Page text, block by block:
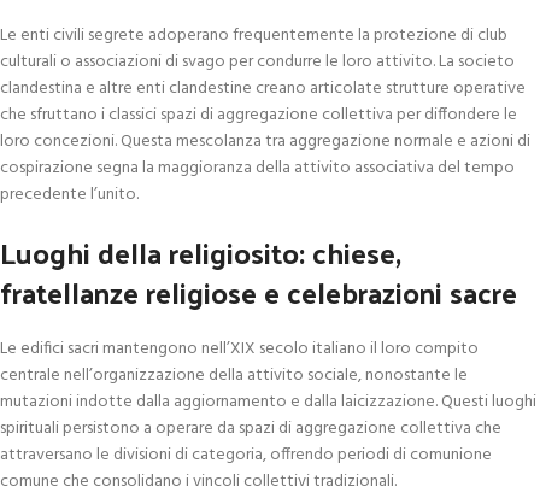
Le enti civili segrete adoperano frequentemente la protezione di club
culturali o associazioni di svago per condurre le loro attivito. La societo
clandestina e altre enti clandestine creano articolate strutture operative
che sfruttano i classici spazi di aggregazione collettiva per diffondere le
loro concezioni. Questa mescolanza tra aggregazione normale e azioni di
cospirazione segna la maggioranza della attivito associativa del tempo
precedente l’unito.
Luoghi della religiosito: chiese,
fratellanze religiose e celebrazioni sacre
Le edifici sacri mantengono nell’XIX secolo italiano il loro compito
centrale nell’organizzazione della attivito sociale, nonostante le
mutazioni indotte dalla aggiornamento e dalla laicizzazione. Questi luoghi
spirituali persistono a operare da spazi di aggregazione collettiva che
attraversano le divisioni di categoria, offrendo periodi di comunione
comune che consolidano i vincoli collettivi tradizionali.